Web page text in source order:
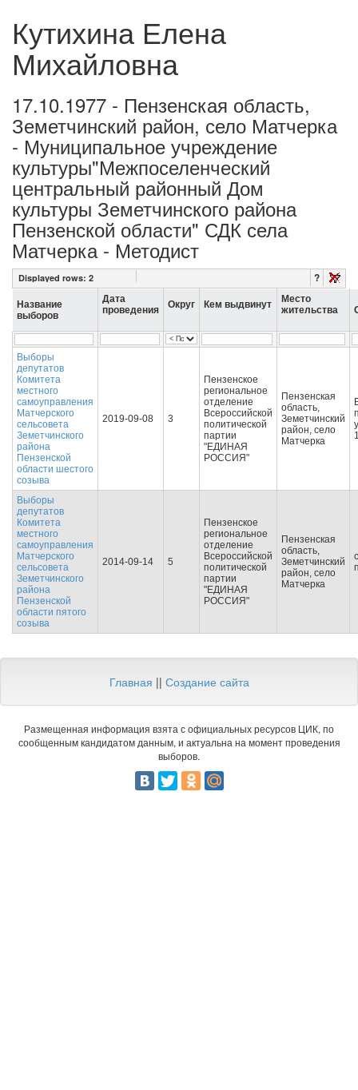
Кутихина Елена
Михайловна
17.10.1977 - Пензенская область,
Земетчинский район, село Матчерка
- Муниципальное учреждение
культуры"Межпоселенческий
центральный районный Дом
культуры Земетчинского района
Пензенской области" СДК села
Матчерка - Методист
Displayed rows: 2 ?
Название
выборов
Дата
проведения
Округ Кем выдвинут
Место
жительства
Выборы
депутатов
Комитета
местного
самоуправления
Матчерского
сельсовета
Земетчинского
района
Пензенской
области шестого
созыва
2019-09-08 3
Пензенское
региональное
отделение
Всероссийской
политической
партии
"ЕДИНАЯ
РОССИЯ"
Пензенская
область,
Земетчинский
район, село
Матчерка
Выборы
депутатов
Комитета
местного
самоуправления
Матчерского
сельсовета
Земетчинского
района
Пензенской
области пятого
созыва
2014-09-14 5
Пензенское
региональное
отделение
Всероссийской
политической
партии
"ЕДИНАЯ
РОССИЯ"
Пензенская
область,
Земетчинский
район, село
Матчерка
Главная || Создание сайта
Размещенная информация взята с официальных ресурсов ЦИК, по
сообщенным кандидатом данным, и актуальна на момент проведения
выборов.